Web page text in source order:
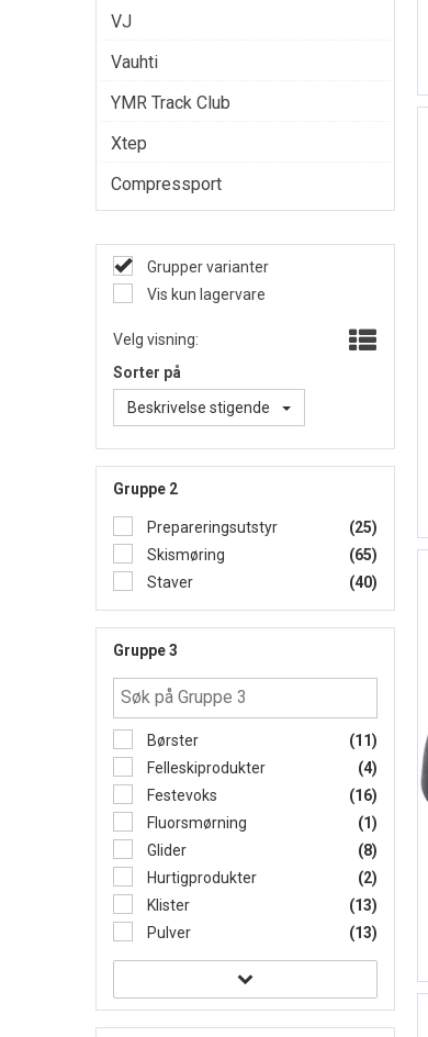
Grupper varianter
Vis kun lagervare
Velg visning:
Sorter på
Beskrivelse stigende
Gruppe 2
Prepareringsutstyr
(25)
Skismøring
(65)
Staver
(40)
Gruppe 3
Børster
(11)
Felleskiprodukter
(4)
Festevoks
(16)
Fluorsmørning
(1)
Glider
(8)
Hurtigprodukter
(2)
Klister
(13)
Pulver
(13)
VJ
Vauhti
YMR Track Club
Xtep
Compressport